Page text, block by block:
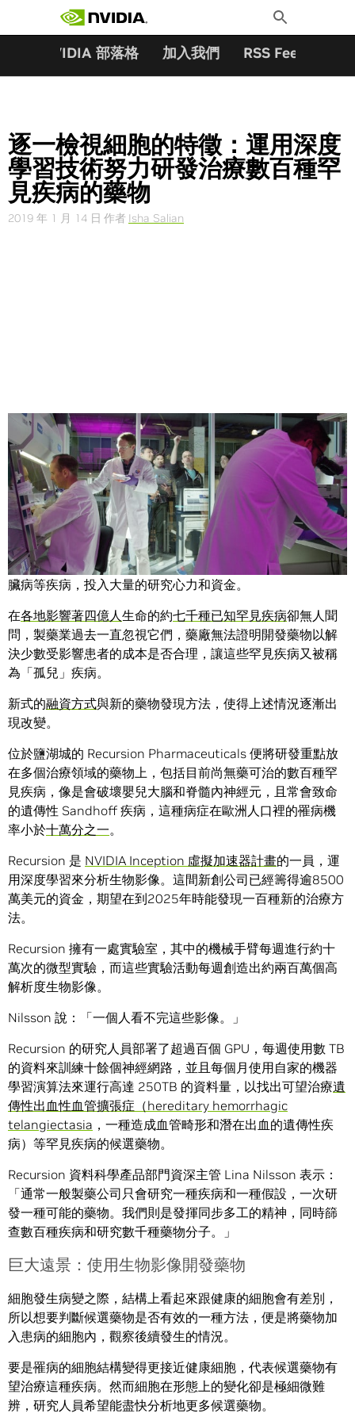
Toggle
Search
NVIDIA 部落格 加入我們 RSS Feeds
逐一檢視細胞的特徵：運用深度
學習技術努力研發治療數百種罕
見疾病的藥物
2019 年 1 月 14 日 作者 Isha Salian
Share
各界為了每年對數千萬人身心造成折磨的癌症、糖尿病、心
臟病等疾病，投入大量的研究心力和資金。
在各地影響著四億人生命的約七千種已知罕見疾病卻無人聞
問，製藥業過去一直忽視它們，藥廠無法證明開發藥物以解
決少數受影響患者的成本是否合理，讓這些罕見疾病又被稱
為「孤兒」疾病。
新式的融資方式與新的藥物發現方法，使得上述情況逐漸出
現改變。
位於鹽湖城的 Recursion Pharmaceuticals 便將研發重點放
在多個治療領域的藥物上，包括目前尚無藥可治的數百種罕
見疾病，像是會破壞嬰兒大腦和脊髓內神經元，且常會致命
的遺傳性 Sandhoff 疾病，這種病症在歐洲人口裡的罹病機
率小於十萬分之一。
Recursion 是 NVIDIA Inception 虛擬加速器計畫的一員，運
用深度學習來分析生物影像。這間新創公司已經籌得逾8500
萬美元的資金，期望在到2025年時能發現一百種新的治療方
法。
Recursion 擁有一處實驗室，其中的機械手臂每週進行約十
萬次的微型實驗，而這些實驗活動每週創造出約兩百萬個高
解析度生物影像。
Nilsson 說：「一個人看不完這些影像。」
Recursion 的研究人員部署了超過百個 GPU，每週使用數 TB
的資料來訓練十餘個神經網路，並且每個月使用自家的機器
學習演算法來運行高達 250TB 的資料量，以找出可望治療遺
傳性出血性血管擴張症（hereditary hemorrhagic
telangiectasia ，一種造成血管畸形和潛在出血的遺傳性疾
病）等罕見疾病的候選藥物。
Recursion 資料科學產品部門資深主管 Lina Nilsson 表示：
「通常一般製藥公司只會研究一種疾病和一種假設，一次研
發一種可能的藥物。我們則是發揮同步多工的精神，同時篩
查數百種疾病和研究數千種藥物分子。」
巨大遠景：使用生物影像開發藥物
細胞發生病變之際，結構上看起來跟健康的細胞會有差別，
所以想要判斷候選藥物是否有效的一種方法，便是將藥物加
入患病的細胞內，觀察後續發生的情況。
要是罹病的細胞結構變得更接近健康細胞，代表候選藥物有
望治療這種疾病。然而細胞在形態上的變化卻是極細微難
辨，研究人員希望能盡快分析地更多候選藥物。